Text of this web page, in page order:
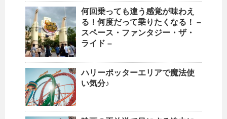
何回乗っても違う感覚が味わえ
る！何度だって乗りたくなる！ –
スペース・ファンタジー・ザ・
ライド –
ハリーポッターエリアで魔法使
い気分♪